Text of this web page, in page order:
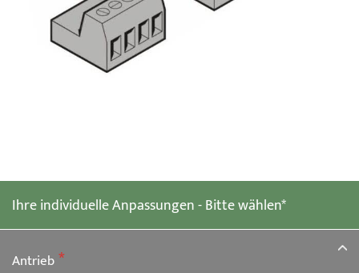
Ihre individuelle Anpassungen - Bitte wählen*
Antrieb
Bildgalerie